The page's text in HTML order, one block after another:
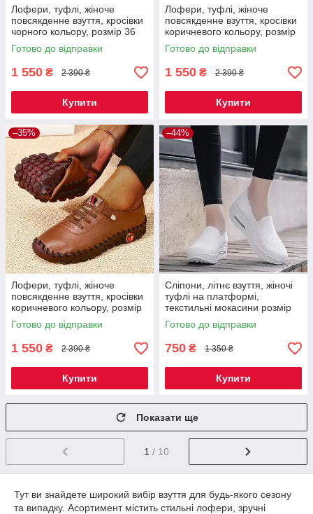
Лофери, туфлі, жіноче
повсякденне взуття, кросівки
чорного кольору, розмір 36
Код 67-0001
Готово до відправки
1 550 ₴ 2 390 ₴
Купити
Лофери, туфлі, жіноче
повсякденне взуття, кросівки
коричневого кольору, розмір
40 Код 67-0026
Готово до відправки
1 550 ₴ 2 390 ₴
Купити
–35%
Лофери, туфлі, жіноче
повсякденне взуття, кросівки
коричневого кольору, розмір
38 Код 67-0024
Готово до відправки
1 550 ₴ 2 390 ₴
Купити
–44%
Сліпони, літнє взуття, жіночі
туфлі на платформі,
текстильні мокасини розмір
42, білий Код 68-0007
Готово до відправки
750 ₴ 1 350 ₴
Купити
Показати ще
1 / 10
Тут ви знайдете широкий вибір взуття для будь-якого сезону
та випадку. Асортимент містить стильні лофери, зручні